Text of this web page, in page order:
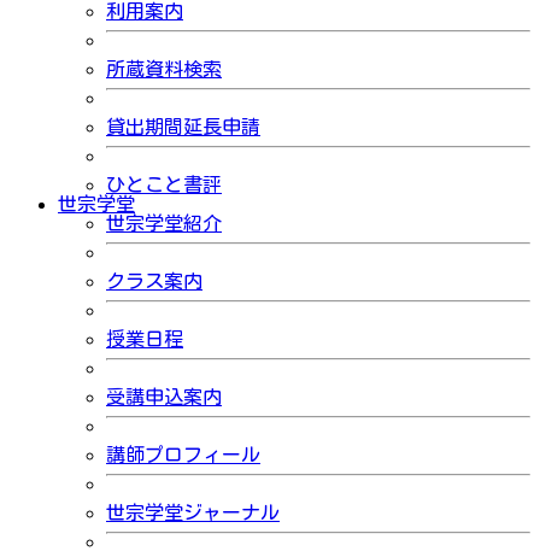
利用案内
所蔵資料検索
貸出期間延長申請
ひとこと書評
世宗学堂
世宗学堂紹介
クラス案内
授業日程
受講申込案内
講師プロフィール
世宗学堂ジャーナル